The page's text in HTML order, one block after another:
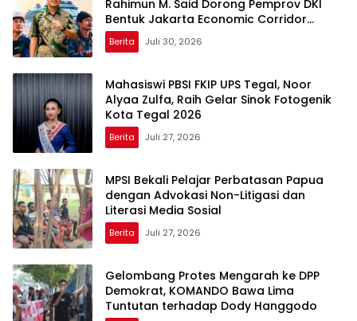
Rahimun M. Said Dorong Pemprov DKI
Bentuk Jakarta Economic Corridor
Initiative
Berita Juli 30, 2026
Mahasiswi PBSI FKIP UPS Tegal, Noor
Alyaa Zulfa, Raih Gelar Sinok Fotogenik
Kota Tegal 2026
Berita Juli 27, 2026
MPSI Bekali Pelajar Perbatasan Papua
dengan Advokasi Non-Litigasi dan
Literasi Media Sosial
Berita Juli 27, 2026
Gelombang Protes Mengarah ke DPP
Demokrat, KOMANDO Bawa Lima
Tuntutan terhadap Dody Hanggodo